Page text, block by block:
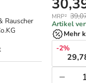
Rauscher
MRP²
Artikel
Mehr
-2%